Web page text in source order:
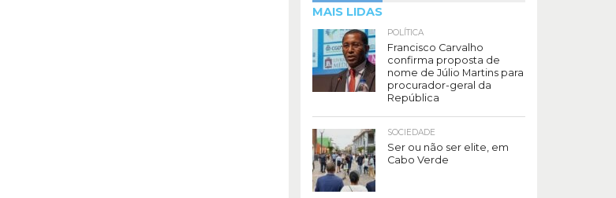
MAIS LIDAS
POLÍTICA
Francisco Carvalho
confirma proposta de
nome de Júlio Martins para
procurador-geral da
República
SOCIEDADE
Ser ou não ser elite, em
Cabo Verde